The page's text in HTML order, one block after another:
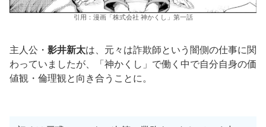
引用：漫画「株式会社 神かくし」第一話
主人公・ 影井新太は、元々は詐欺師という闇側の仕事に関
わっていましたが、「神かくし」で働く中で自分自身の価
値観・倫理観と向き合うことに。